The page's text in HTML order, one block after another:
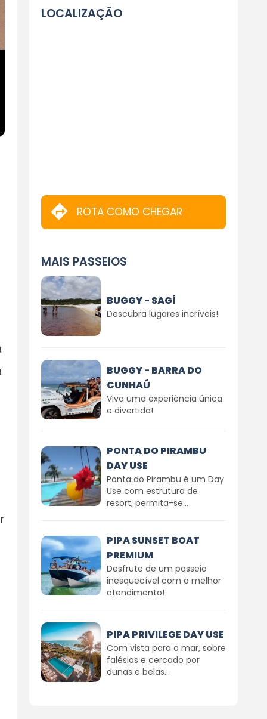
LOCALIZAÇÃO
ROTA COMO CHEGAR
MAIS PASSEIOS
BUGGY - SAGÍ
Descubra lugares incríveis!
BUGGY - BARRA DO
CUNHAÚ
Viva uma experiência única
e divertida!
PONTA DO PIRAMBU
DAY USE
Ponta do Pirambu é um Day
Use com estrutura de
resort, permita-se...
PIPA SUNSET BOAT
PREMIUM
Desfrute de um passeio
inesquecível com o melhor
atendimento!
PIPA PRIVILEGE DAY USE
Com vista para o mar, sobre
falésias e cercado por
dunas e belas...